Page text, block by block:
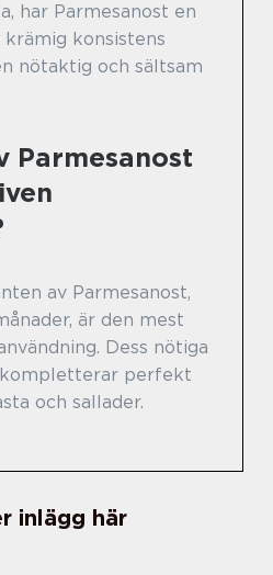
har Parmesanost en
konsistens
nötaktig och sältsam
Parmesanost
av Parmesanost,
är den mest
Dess nötiga
perfekt
och sallader.
inlägg här